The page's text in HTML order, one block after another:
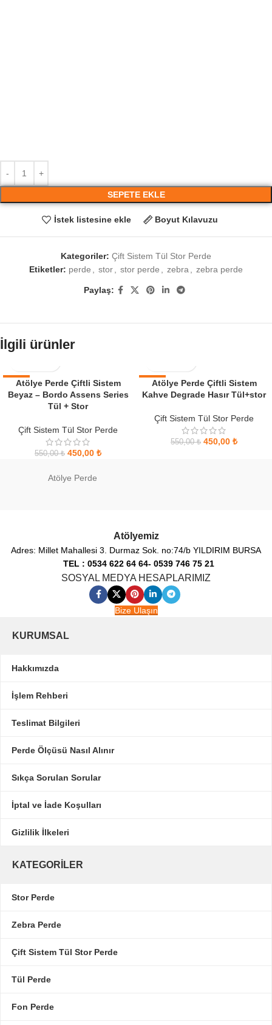
SEPETE EKLE
İstek listesine ekle Boyut Kılavuzu
Kategoriler: Çift Sistem Tül Stor Perde
Etiketler: perde stor stor perde zebra zebra perde
Paylaş:
İlgili ürünler
-18%
Atölye Perde Çiftli Sistem
Beyaz – Bordo Assens Series
Tül + Stor
Çift Sistem Tül Stor Perde
550,00₺ 450,00 ₺
-18%
TÜKENDI
Atölye Perde Çiftli Sistem
Kahve Degrade Hasır Tül+stor
Çift Sistem Tül Stor Perde
550,00₺ 450,00 ₺
Atölye Perde
Atölyemiz
Adres: Millet Mahallesi 3. Durmaz Sok. no:74/b YILDIRIM BURSA
TEL : 0534 622 64 64- 0539 746 75 21
SOSYAL MEDYA HESAPLARIMIZ
Bize Ulaşın
KURUMSAL
Hakkımızda
İşlem Rehberi
Teslimat Bilgileri
Perde Ölçüsü Nasıl Alınır
Sıkça Sorulan Sorular
İptal ve İade Koşulları
Gizlilik İlkeleri
KATEGORILER
Stor Perde
Zebra Perde
Çift Sistem Tül Stor Perde
Tül Perde
Fon Perde